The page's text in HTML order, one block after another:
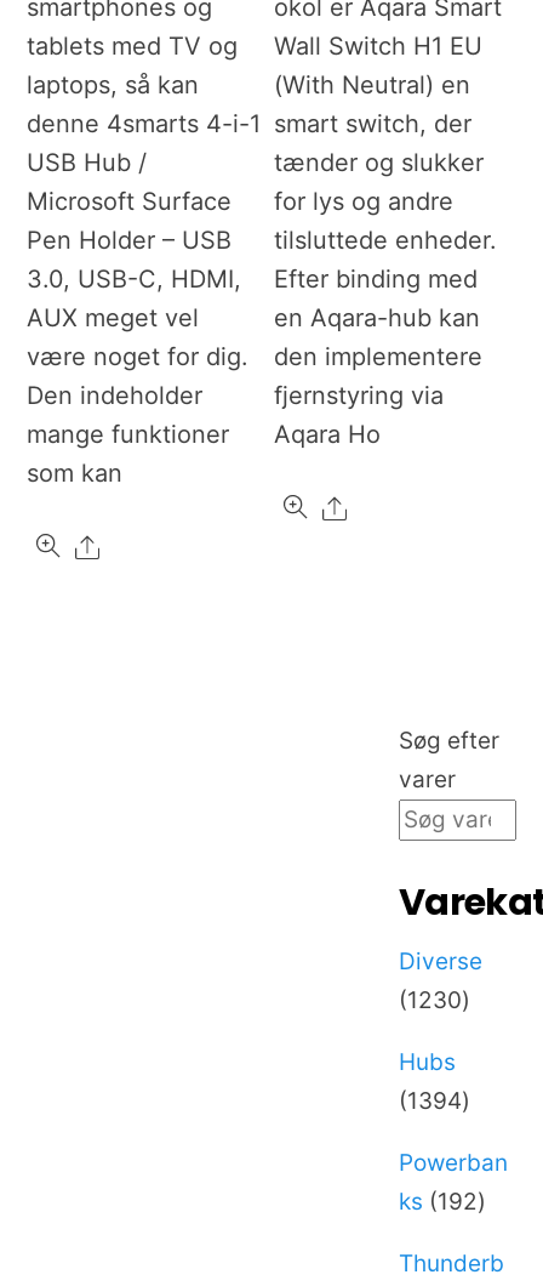
smartphones og
tablets med TV og
laptops, så kan
denne 4smarts 4-i-1
USB Hub /
Microsoft Surface
Pen Holder – USB
3.0, USB-C, HDMI,
AUX meget vel
være noget for dig.
Den indeholder
mange funktioner
som kan
Share
okol er Aqara Smart
Wall Switch H1 EU
(With Neutral) en
smart switch, der
tænder og slukker
for lys og andre
tilsluttede enheder.
Efter binding med
en Aqara-hub kan
den implementere
fjernstyring via
Aqara Ho
Share
Søg efter
varer
Diverse
12301230
Hubs
13941394
Powerban
ks
192192
Thunderb